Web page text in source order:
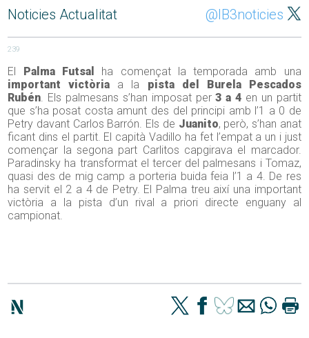
Noticies Actualitat @IB3noticies
239
El Palma Futsal
ha començat la temporada amb una
important victòria a la pista del Burela Pescados
Rubén. Els palmesans s’han imposat per3 a 4 en un partit
que s’ha posat costa amunt des del principi amb l’1 a 0 de
Petry davant Carlos Barrón. Els de Juanito, però, s’han anat
ficant dins el partit. El capità Vadillo ha fet l’empat a un i just
començar la segona part Carlitos capgirava el marcador.
Paradinsky ha transformat el tercer del palmesans i Tomaz,
quasi des de mig camp a porteria buida feia l’1 a 4. De res
ha servit el 2 a 4 de Petry. El Palma treu així una important
victòria a la pista d’un rival a priori directe enguany al
campionat.